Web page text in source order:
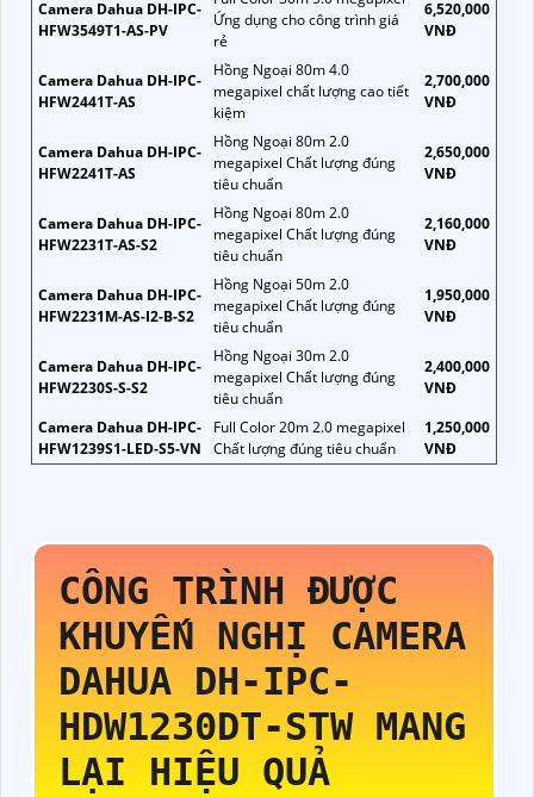
Camera Dahua DH-IPC-
HFW3549T1-AS-PV
Ứng dụng cho công trình giá
rẻ
6,520,000
VNĐ
Camera Dahua DH-IPC-
HFW2441T-AS
Hồng Ngoại 80m 4.0
megapixel chất lượng cao tiết
kiệm
2,700,000
VNĐ
Camera Dahua DH-IPC-
HFW2241T-AS
Hồng Ngoại 80m 2.0
megapixel Chất lượng đúng
tiêu chuẩn
2,650,000
VNĐ
Camera Dahua DH-IPC-
HFW2231T-AS-S2
Hồng Ngoại 80m 2.0
megapixel Chất lượng đúng
tiêu chuẩn
2,160,000
VNĐ
Camera Dahua DH-IPC-
HFW2231M-AS-I2-B-S2
Hồng Ngoại 50m 2.0
megapixel Chất lượng đúng
tiêu chuẩn
1,950,000
VNĐ
Camera Dahua DH-IPC-
HFW2230S-S-S2
Hồng Ngoại 30m 2.0
megapixel Chất lượng đúng
tiêu chuẩn
2,400,000
VNĐ
Camera Dahua DH-IPC-
HFW1239S1-LED-S5-VN
Full Color 20m 2.0 megapixel
Chất lượng đúng tiêu chuẩn
1,250,000
VNĐ
CÔNG TRÌNH ĐƯỢC
KHUYẾN NGHỊ CAMERA
DAHUA DH-IPC-
HDW1230DT-STW MANG
LẠI HIỆU QUẢ